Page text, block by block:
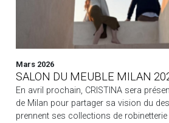
Mars 2026
SALON DU MEUBLE MILAN
En avril prochain, CRISTINA sera
de Milan pour partager sa vision du
prennent ses collections de